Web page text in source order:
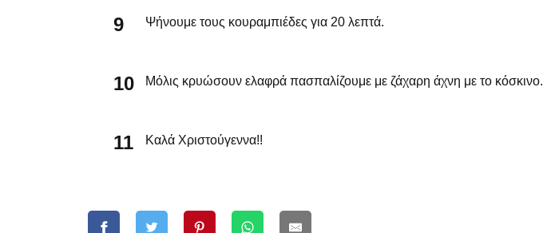
Ψήνουμε τους κουραμπιέδες για 20 λεπτά.
Μόλις κρυώσουν ελαφρά πασπαλίζουμε με ζάχαρη άχνη με το κόσκινο.
Καλά Χριστούγεννα!!